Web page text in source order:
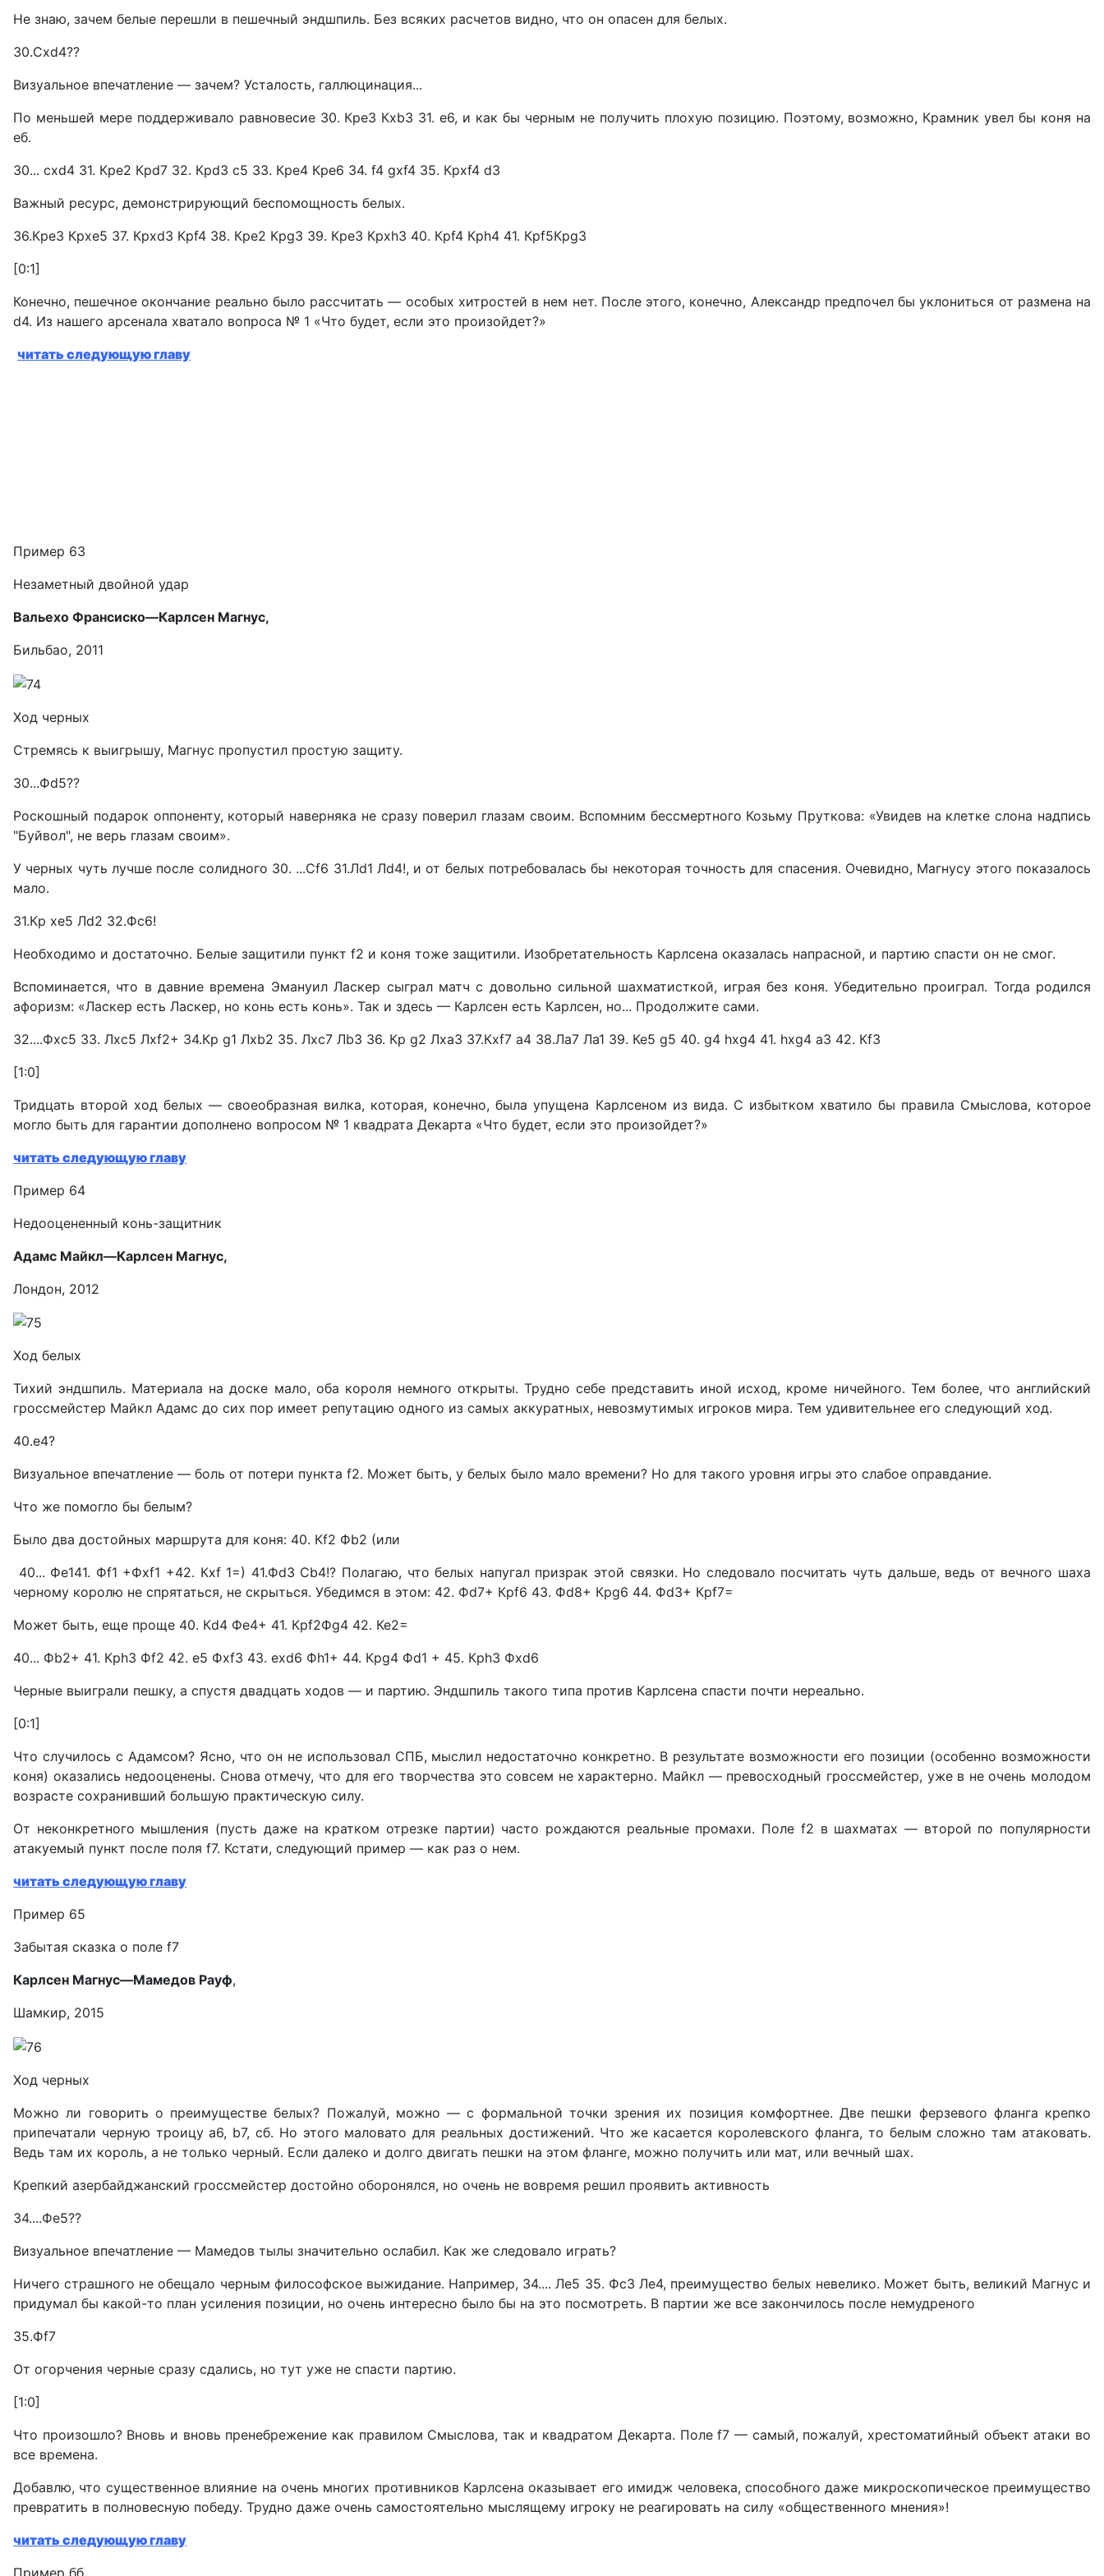
He знаю, зачем белые перешли в пешечный эндшпиль. Без всяких расчетов видно, что он опасен для белых.
30.Cxd4??
Визуальное впечатление — зачем? Усталость, галлюцинация...
По меньшей мере поддерживало равновесие 30. КреЗ Кхb3 31. e6, и как бы черным не получить плохую позицию. Поэтому, возможно, Крамник увел бы коня на
еб.
30... cxd4 31. Кре2 Крd7 32. КрdЗ с5 33. Кре4 Кре6 34. f4 gxf4 35. Крхf4 d3
Важный ресурс, демонстрирующий беспомощность белых.
36.КреЗ Крхе5 37. КрхdЗ Крf4 38. Кре2 КрgЗ 39. КреЗ КрхhЗ 40. Крf4 Крh4 41. Крf5КрgЗ
[0:1]
Конечно, пешечное окончание реально было рассчитать — особых хитростей в нем нет. После этого, конечно, Александр предпочел бы уклониться от размена на
d4. Из нашего арсенала хватало вопроса № 1 «Что будет, если это произойдет?»
читать следующую главу
Пример 63
Незаметный двойной удар
Вальехо Франсиско—Карлсен Магнус,
Бильбао, 2011
Ход черных
Стремясь к выигрышу, Магнус пропустил простую защиту.
30...Фd5??
Роскошный подарок оппоненту, который наверняка не сразу поверил глазам своим. Вспомним бессмертного Козьму Пруткова: «Увидев на клетке слона надпись
"Буйвол", не верь глазам своим».
У черных чуть лучше после солидного 30. ...Сf6 31.Лd1 Лd4!, и от белых потребовалась бы некоторая точность для спасения. Очевидно, Магнусу этого показалось
мало.
31.Кр хе5 Лd2 32.Фс6!
Необходимо и достаточно. Белые защитили пункт f2 и коня тоже защитили. Изобретательность Карлсена оказалась напрасной, и партию спасти он не смог.
Вспоминается, что в давние времена Эмануил Ласкер сыграл матч с довольно сильной шахматисткой, играя без коня. Убедительно проиграл. Тогда родился
афоризм: «Ласкер есть Ласкер, но конь есть конь». Так и здесь — Карлсен есть Карлсен, но... Продолжите сами.
32....Фхс5 33. Лхс5 Лxf2+ 34.Кр g1 Лхb2 35. Лхс7 ЛbЗ 36. Кр g2 ЛхаЗ 37.Кxf7 а4 38.Ла7 Ла1 39. Ке5 g5 40. g4 hxg4 41. hxg4 аЗ 42. Кf3
[1:0]
Тридцать второй ход белых — своеобразная вилка, которая, конечно, была упущена Карлсеном из вида. С избытком хватило бы правила Смыслова, которое
могло быть для гарантии дополнено вопросом № 1 квадрата Декарта «Что будет, если это произойдет?»
читать следующую главу
Пример 64
Недооцененный конь-защитник
Адамс Майкл—Карлсен Магнус,
Лондон, 2012
Ход белых
Тихий эндшпиль. Материала на доске мало, оба короля немного открыты. Трудно себе представить иной исход, кроме ничейного. Тем более, что английский
гроссмейстер Майкл Адамс до сих пор имеет репутацию одного из самых аккуратных, невозмутимых игроков мира. Тем удивительнее его следующий ход.
40.е4?
Визуальное впечатление — боль от потери пункта f2. Может быть, у белых было мало времени? Но для такого уровня игры это слабое оправдание.
Что же помогло бы белым?
Было два достойных маршрута для коня: 40. Кf2 Фb2 (или
40... Фе141. Фf1 +Фxf1 +42. Кxf 1=) 41.Фd3 Сb4!? Полагаю, что белых напугал призрак этой связки. Но следовало посчитать чуть дальше, ведь от вечного шаха
черному королю не спрятаться, не скрыться. Убедимся в этом: 42. Фd7+ Крf6 43. Фd8+ Крg6 44. Фd3+ Крf7=
Может быть, еще проще 40. Кd4 Фе4+ 41. Крf2Фg4 42. Ке2=
40... Фb2+ 41. Крh3 Фf2 42. е5 Фxf3 43. exd6 Фh1+ 44. Крg4 Фd1 + 45. Крh3 Фxd6
Черные выиграли пешку, а спустя двадцать ходов — и партию. Эндшпиль такого типа против Карлсена спасти почти нереально.
[0:1]
Что случилось с Адамсом? Ясно, что он не использовал СПБ, мыслил недостаточно конкретно. В результате возможности его позиции (особенно возможности
коня) оказались недооценены. Снова отмечу, что для его творчества это совсем не характерно. Майкл — превосходный гроссмейстер, уже в не очень молодом
возрасте сохранивший большую практическую силу.
От неконкретного мышления (пусть даже на кратком отрезке партии) часто рождаются реальные промахи. Поле f2 в шахматах — второй по популярности
атакуемый пункт после поля f7. Кстати, следующий пример — как раз о нем.
читать следующую главу
Пример 65
Забытая сказка о поле f7
Карлсен Магнус—Мамедов Рауф,
Шамкир, 2015
Ход черных
Можно ли говорить о преимуществе белых? Пожалуй, можно — с формальной точки зрения их позиция комфортнее. Две пешки ферзевого фланга крепко
припечатали черную троицу а6, b7, сб. Но этого маловато для реальных достижений. Что же касается королевского фланга, то белым сложно там атаковать.
Ведь там их король, а не только черный. Если далеко и долго двигать пешки на этом фланге, можно получить или мат, или вечный шах.
Крепкий азербайджанский гроссмейстер достойно оборонялся, но очень не вовремя решил проявить активность
34....Фе5??
Визуальное впечатление — Мамедов тылы значительно ослабил. Как же следовало играть?
Ничего страшного не обещало черным философское выжидание. Например, 34.... Ле5 35. Фс3 Ле4, преимущество белых невелико. Может быть, великий Магнус и
придумал бы какой-то план усиления позиции, но очень интересно было бы на это посмотреть. В партии же все закончилось после немудреного
35.Фf7
От огорчения черные сразу сдались, но тут уже не спасти партию.
[1:0]
Что произошло? Вновь и вновь пренебрежение как правилом Смыслова, так и квадратом Декарта. Поле f7 — самый, пожалуй, хрестоматийный объект атаки во
все времена.
Добавлю, что существенное влияние на очень многих противников Карлсена оказывает его имидж человека, способного даже микроскопическое преимущество
превратить в полновесную победу. Трудно даже очень самостоятельно мыслящему игроку не реагировать на силу «общественного мнения»!
читать следующую главу